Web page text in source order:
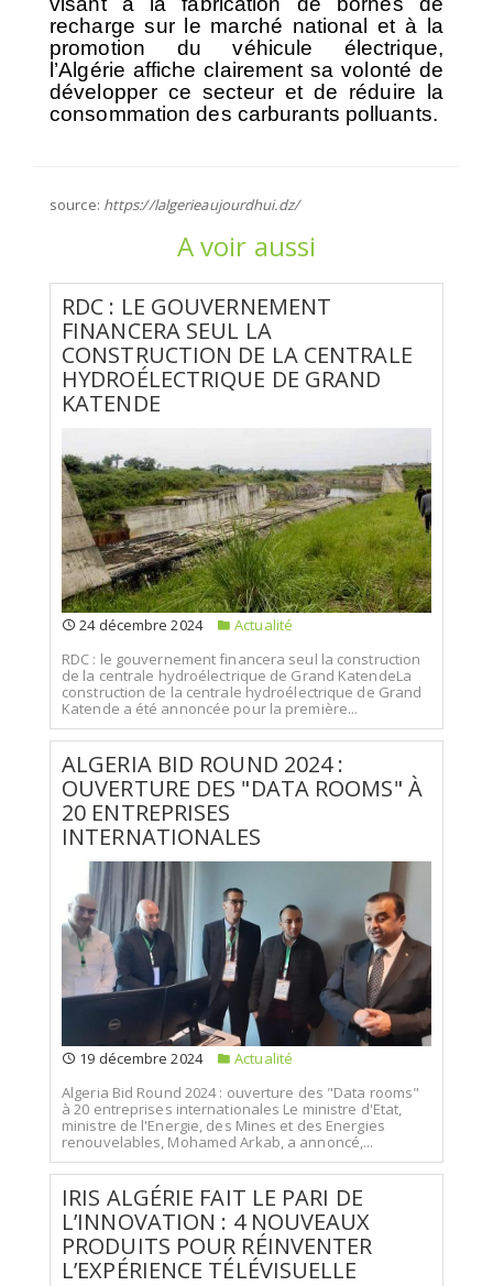
recharge sur le marché national et à la
promotion du véhicule électrique,
l’Algérie affiche clairement sa volonté de
développer ce secteur et de réduire la
consommation des carburants polluants.
source: https://lalgerieaujourdhui.dz/
A voir aussi
RDC : LE GOUVERNEMENT
FINANCERA SEUL LA
CONSTRUCTION DE LA CENTRALE
HYDROÉLECTRIQUE DE GRAND
KATENDE
24 décembre 2024
Actualité
RDC : le gouvernement financera seul la construction
de la centrale hydroélectrique de Grand KatendeLa
construction de la centrale hydroélectrique de Grand
Katende a été annoncée pour la première...
ALGERIA BID ROUND 2024 :
OUVERTURE DES "DATA ROOMS" À
20 ENTREPRISES
INTERNATIONALES
19 décembre 2024
Actualité
Algeria Bid Round 2024 : ouverture des "Data rooms"
à 20 entreprises internationales Le ministre d'Etat,
ministre de l'Energie, des Mines et des Energies
renouvelables, Mohamed Arkab, a annoncé,...
IRIS ALGÉRIE FAIT LE PARI DE
L’INNOVATION : 4 NOUVEAUX
PRODUITS POUR RÉINVENTER
L’EXPÉRIENCE TÉLÉVISUELLE